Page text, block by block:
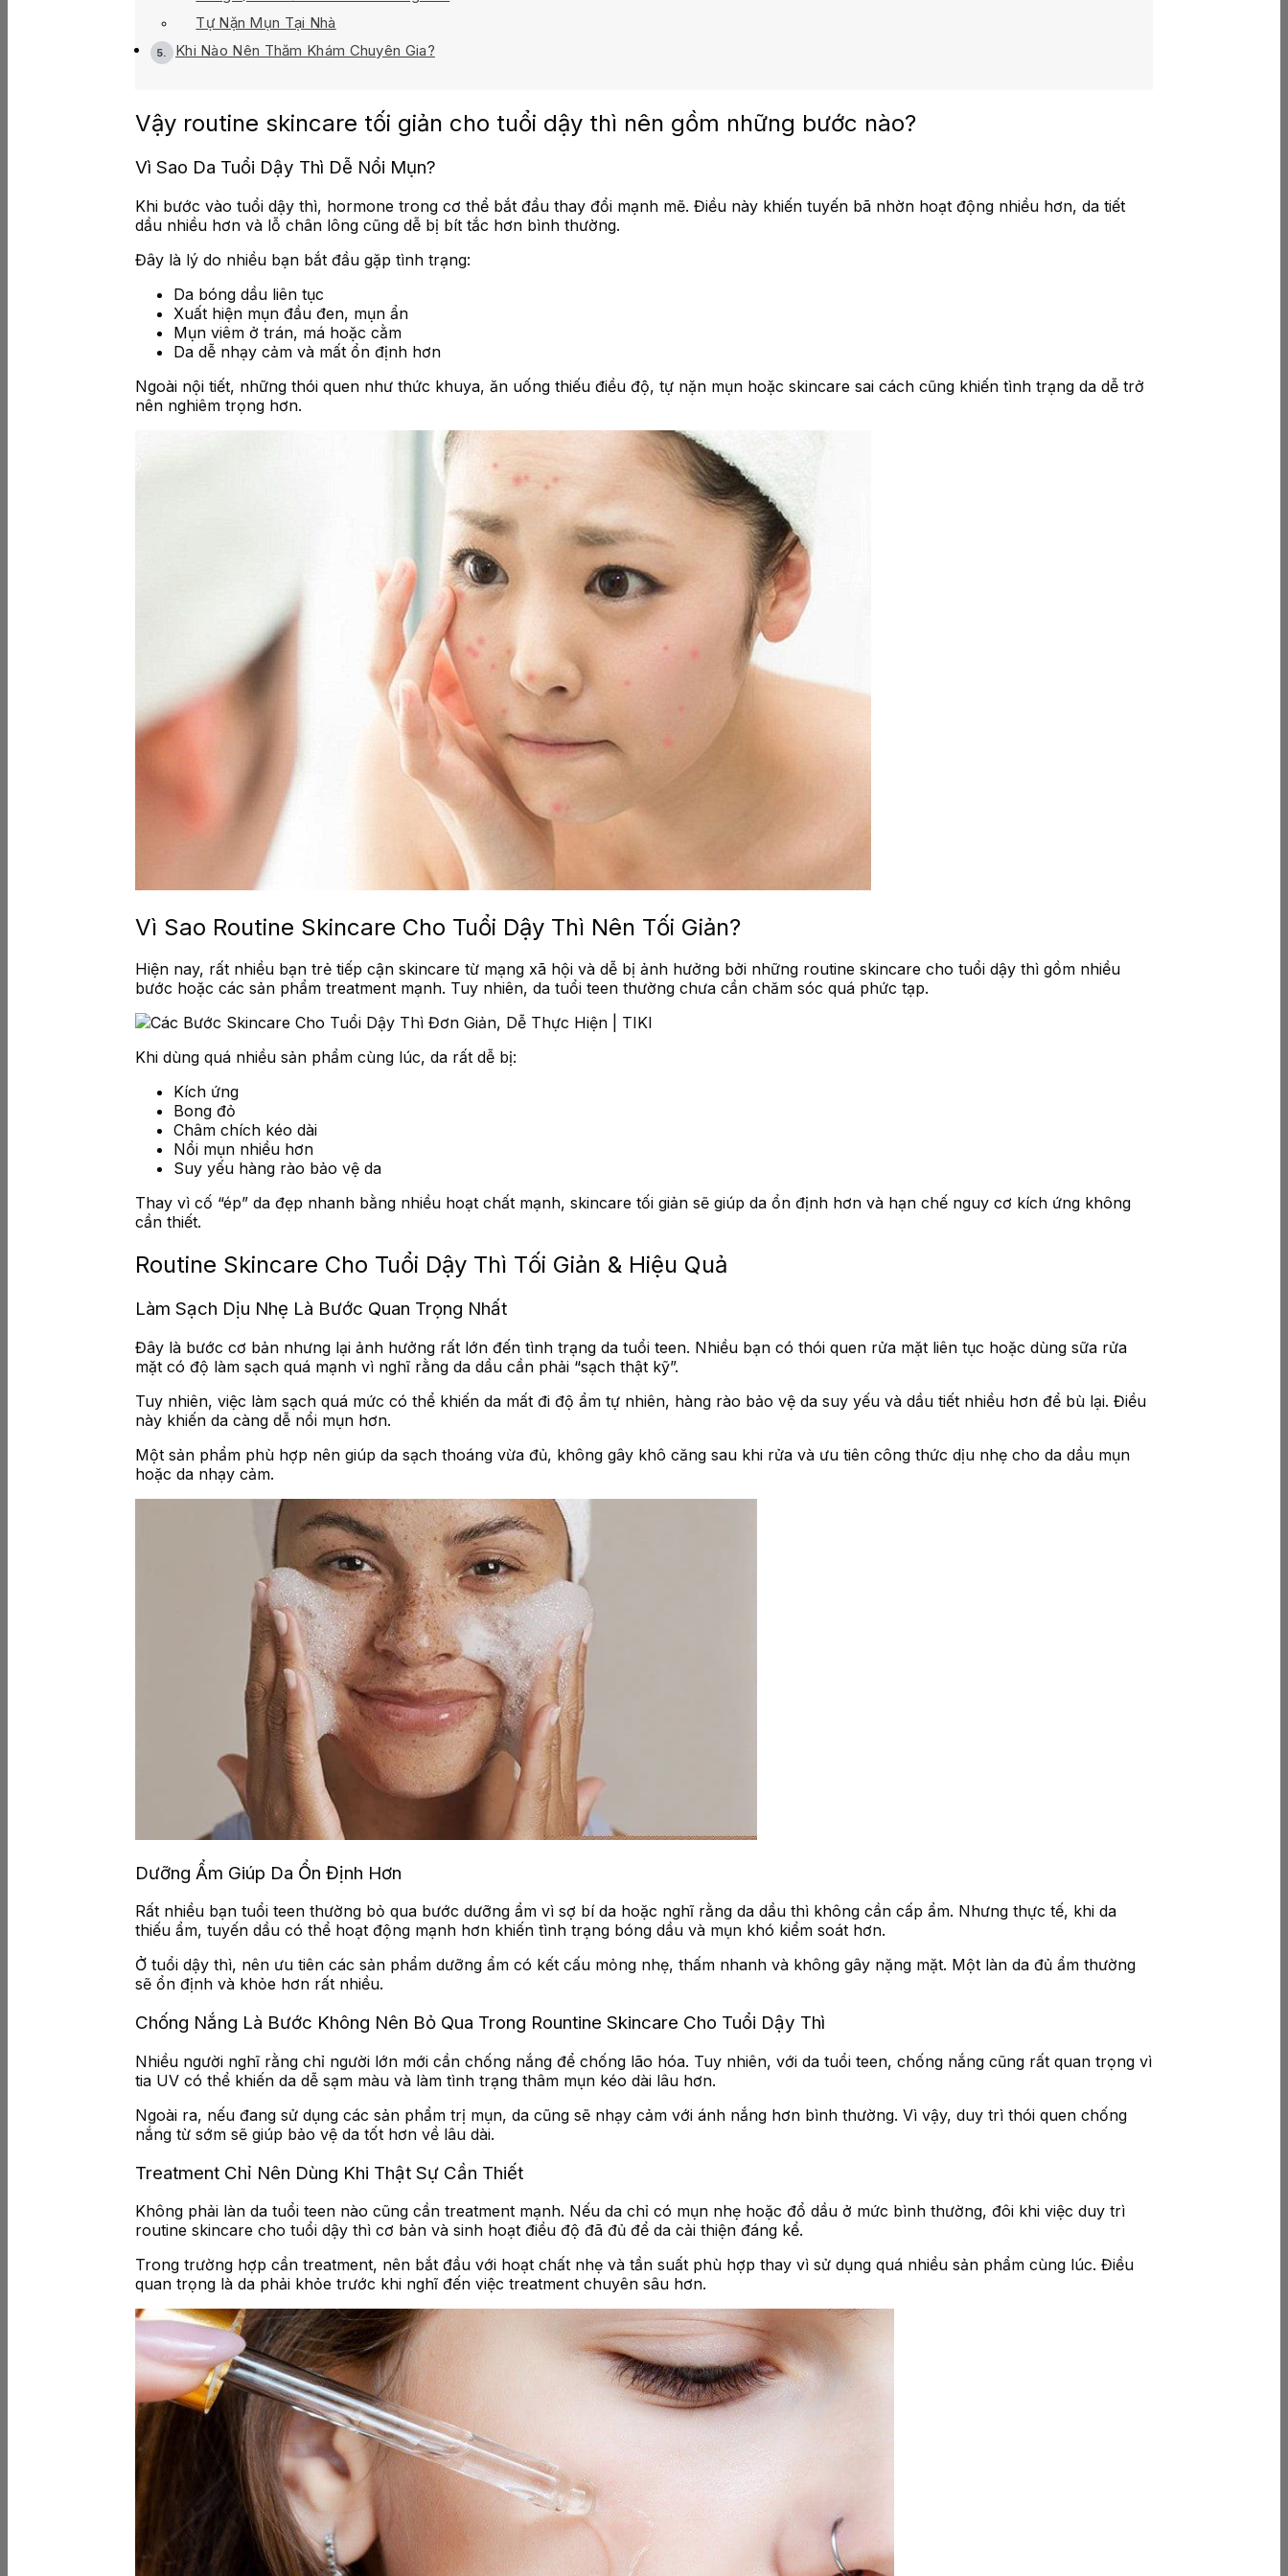
Tự Nặn Mụn Tại Nhà
Khi Nào Nên Thăm Khám Chuyên Gia?
Vậy routine skincare tối giản cho tuổi dậy thì nên gồm những bước nào?
Vì Sao Da Tuổi Dậy Thì Dễ Nổi Mụn?
Khi bước vào tuổi dậy thì, hormone trong cơ thể bắt đầu thay đổi mạnh mẽ. Điều này khiến tuyến bã nhờn hoạt động nhiều hơn, da tiết
dầu nhiều hơn và lỗ chân lông cũng dễ bị bít tắc hơn bình thường.
Đây là lý do nhiều bạn bắt đầu gặp tình trạng:
Da bóng dầu liên tục
Xuất hiện mụn đầu đen, mụn ẩn
Mụn viêm ở trán, má hoặc cằm
Da dễ nhạy cảm và mất ổn định hơn
Ngoài nội tiết, những thói quen như thức khuya, ăn uống thiếu điều độ, tự nặn mụn hoặc skincare sai cách cũng khiến tình trạng da dễ trở
nên nghiêm trọng hơn.
Vì Sao Routine Skincare Cho Tuổi Dậy Thì Nên Tối Giản?
Hiện nay, rất nhiều bạn trẻ tiếp cận skincare từ mạng xã hội và dễ bị ảnh hưởng bởi những routine skincare cho tuổi dậy thì gồm nhiều
bước hoặc các sản phẩm treatment mạnh. Tuy nhiên, da tuổi teen thường chưa cần chăm sóc quá phức tạp.
Khi dùng quá nhiều sản phẩm cùng lúc, da rất dễ bị:
Kích ứng
Bong đỏ
Châm chích kéo dài
Nổi mụn nhiều hơn
Suy yếu hàng rào bảo vệ da
Thay vì cố “ép” da đẹp nhanh bằng nhiều hoạt chất mạnh, skincare tối giản sẽ giúp da ổn định hơn và hạn chế nguy cơ kích ứng không
cần thiết.
Routine Skincare Cho Tuổi Dậy Thì Tối Giản & Hiệu Quả
Làm Sạch Dịu Nhẹ Là Bước Quan Trọng Nhất
Đây là bước cơ bản nhưng lại ảnh hưởng rất lớn đến tình trạng da tuổi teen. Nhiều bạn có thói quen rửa mặt liên tục hoặc dùng sữa rửa
mặt có độ làm sạch quá mạnh vì nghĩ rằng da dầu cần phải “sạch thật kỹ”.
Tuy nhiên, việc làm sạch quá mức có thể khiến da mất đi độ ẩm tự nhiên, hàng rào bảo vệ da suy yếu và dầu tiết nhiều hơn để bù lại. Điều
này khiến da càng dễ nổi mụn hơn.
Một sản phẩm phù hợp nên giúp da sạch thoáng vừa đủ, không gây khô căng sau khi rửa và ưu tiên công thức dịu nhẹ cho da dầu mụn
hoặc da nhạy cảm.
Dưỡng Ẩm Giúp Da Ổn Định Hơn
Rất nhiều bạn tuổi teen thường bỏ qua bước dưỡng ẩm vì sợ bí da hoặc nghĩ rằng da dầu thì không cần cấp ẩm. Nhưng thực tế, khi da
thiếu ẩm, tuyến dầu có thể hoạt động mạnh hơn khiến tình trạng bóng dầu và mụn khó kiểm soát hơn.
Ở tuổi dậy thì, nên ưu tiên các sản phẩm dưỡng ẩm có kết cấu mỏng nhẹ, thấm nhanh và không gây nặng mặt. Một làn da đủ ẩm thường
sẽ ổn định và khỏe hơn rất nhiều.
Chống Nắng Là Bước Không Nên Bỏ Qua Trong Rountine Skincare Cho Tuổi Dậy Thì
Nhiều người nghĩ rằng chỉ người lớn mới cần chống nắng để chống lão hóa. Tuy nhiên, với da tuổi teen, chống nắng cũng rất quan trọng vì
tia UV có thể khiến da dễ sạm màu và làm tình trạng thâm mụn kéo dài lâu hơn.
Ngoài ra, nếu đang sử dụng các sản phẩm trị mụn, da cũng sẽ nhạy cảm với ánh nắng hơn bình thường. Vì vậy, duy trì thói quen chống
nắng từ sớm sẽ giúp bảo vệ da tốt hơn về lâu dài.
Treatment Chỉ Nên Dùng Khi Thật Sự Cần Thiết
Không phải làn da tuổi teen nào cũng cần treatment mạnh. Nếu da chỉ có mụn nhẹ hoặc đổ dầu ở mức bình thường, đôi khi việc duy trì
routine skincare cho tuổi dậy thì cơ bản và sinh hoạt điều độ đã đủ để da cải thiện đáng kể.
Trong trường hợp cần treatment, nên bắt đầu với hoạt chất nhẹ và tần suất phù hợp thay vì sử dụng quá nhiều sản phẩm cùng lúc. Điều
quan trọng là da phải khỏe trước khi nghĩ đến việc treatment chuyên sâu hơn.